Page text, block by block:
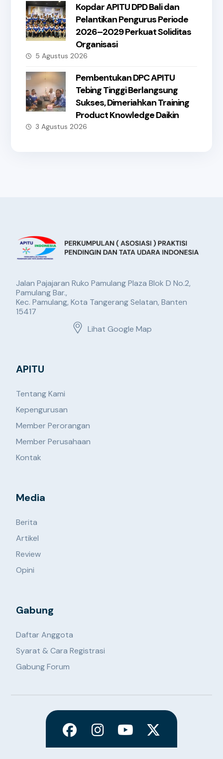
Kopdar APITU DPD Bali dan
Pelantikan Pengurus Periode
2026–2029 Perkuat Soliditas
Organisasi
5 Agustus 2026
Pembentukan DPC APITU
Tebing Tinggi Berlangsung
Sukses, Dimeriahkan Training
Product Knowledge Daikin
3 Agustus 2026
Jalan Pajajaran Ruko Pamulang Plaza Blok D No.2,
Pamulang Bar.,
Kec. Pamulang, Kota Tangerang Selatan, Banten
15417
Lihat Google Map
APITU
Tentang Kami
Kepengurusan
Member Perorangan
Member Perusahaan
Kontak
Media
Berita
Artikel
Review
Opini
Gabung
Daftar Anggota
Syarat & Cara Registrasi
Gabung Forum